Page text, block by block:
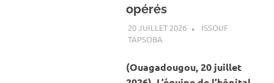
opérés
20 JUILLET 2026
ISSOUF
TAPSOBA
(Ouagadougou, 20 juillet